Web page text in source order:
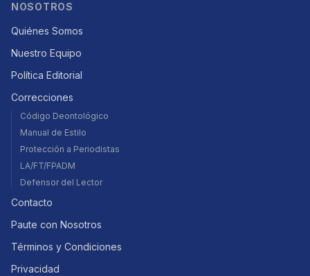
NOSOTROS
Quiénes Somos
Nuestro Equipo
Política Editorial
Correcciones
Código Deontológico
Manual de Estilo
Protección a Periodistas
LA/FT/FPADM
Defensor del Lector
Contacto
Paute con Nosotros
Términos y Condiciones
Privacidad